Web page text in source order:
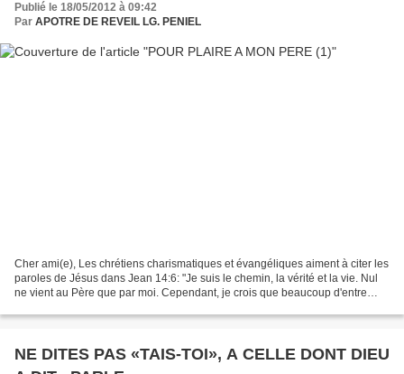
Publié le 18/05/2012 à 09:42
Par APOTRE DE REVEIL LG. PENIEL
Cher ami(e), Les chrétiens charismatiques et évangéliques aiment à citer les
paroles de Jésus dans Jean 14:6: "Je suis le chemin, la vérité et la vie. Nul
ne vient au Père que par moi. Cependant, je crois que beaucoup d'entre
NE DITES PAS «TAIS-TOI», A CELLE DONT DIEU